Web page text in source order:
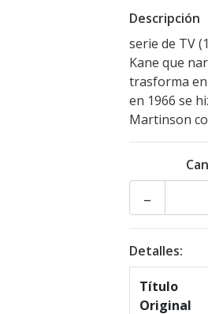
Descripción
serie de TV
Kane que
trasforma
en 1966 se
Martinson
-
Detalles:
Título
Original